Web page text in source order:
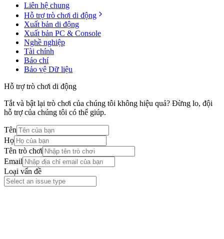
Liên hệ chung
Hỗ trợ trò chơi di động
Xuất bản di động
Xuất bản PC & Console
Nghề nghiệp
Tài chính
Báo chí
Bảo vệ Dữ liệu
Hỗ trợ trò chơi di động
Tắt và bật lại trò chơi của chúng tôi không hiệu quả? Đừng lo, đội
hỗ trợ của chúng tôi có thể giúp.
Tên
Họ
Tên trò chơi
Email
Loại vấn đề